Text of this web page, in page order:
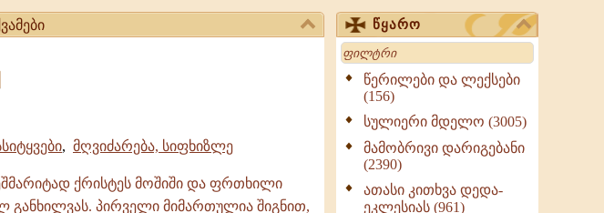
, მღვიძარება, სიფხიზლე
ქრისტეს მოშიში და ფრთხილი
განხილვას. პირველი მიმართულია შიგნით,
წყარო
Search
წერილები და ლექსები
(156)
სულიერი მდელო (3005)
მამობრივი დარიგებანი
(2390)
ათასი კითხვა დედა-
ეკლესიას (961)